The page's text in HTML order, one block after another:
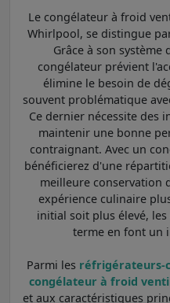
Le congélateur à froid
Whirlpool, se distingue
Grâce à son système
congélateur prévient
élimine le besoin de
souvent problématique
Ce dernier nécessite des
maintenir une bonne
contraignant. Avec un
bénéficierez d'une
meilleure conservation
expérience culinaire
initial soit plus élevé,
terme en font un
Parmi les réfrigérateurs-
congélateur à froid
et aux caractéristiques